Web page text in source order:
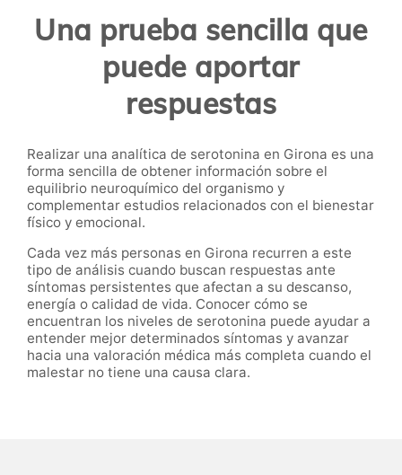
Una prueba sencilla que
puede aportar
respuestas
Realizar una analítica de serotonina en Girona es una
forma sencilla de obtener información sobre el
equilibrio neuroquímico del organismo y
complementar estudios relacionados con el bienestar
físico y emocional.
Cada vez más personas en Girona recurren a este
tipo de análisis cuando buscan respuestas ante
síntomas persistentes que afectan a su descanso,
energía o calidad de vida. Conocer cómo se
encuentran los niveles de serotonina puede ayudar a
entender mejor determinados síntomas y avanzar
hacia una valoración médica más completa cuando el
malestar no tiene una causa clara.